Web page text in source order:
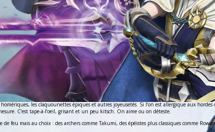
les claquounettes épiques et autres joyeusetés. Si l’on est allergique aux
C’est tape-à-l’oeil, grisant et un peu kitsch. On aime ou on déteste.
feu mais au choix : des archers comme Takumi, des épéistes plus classiques comme